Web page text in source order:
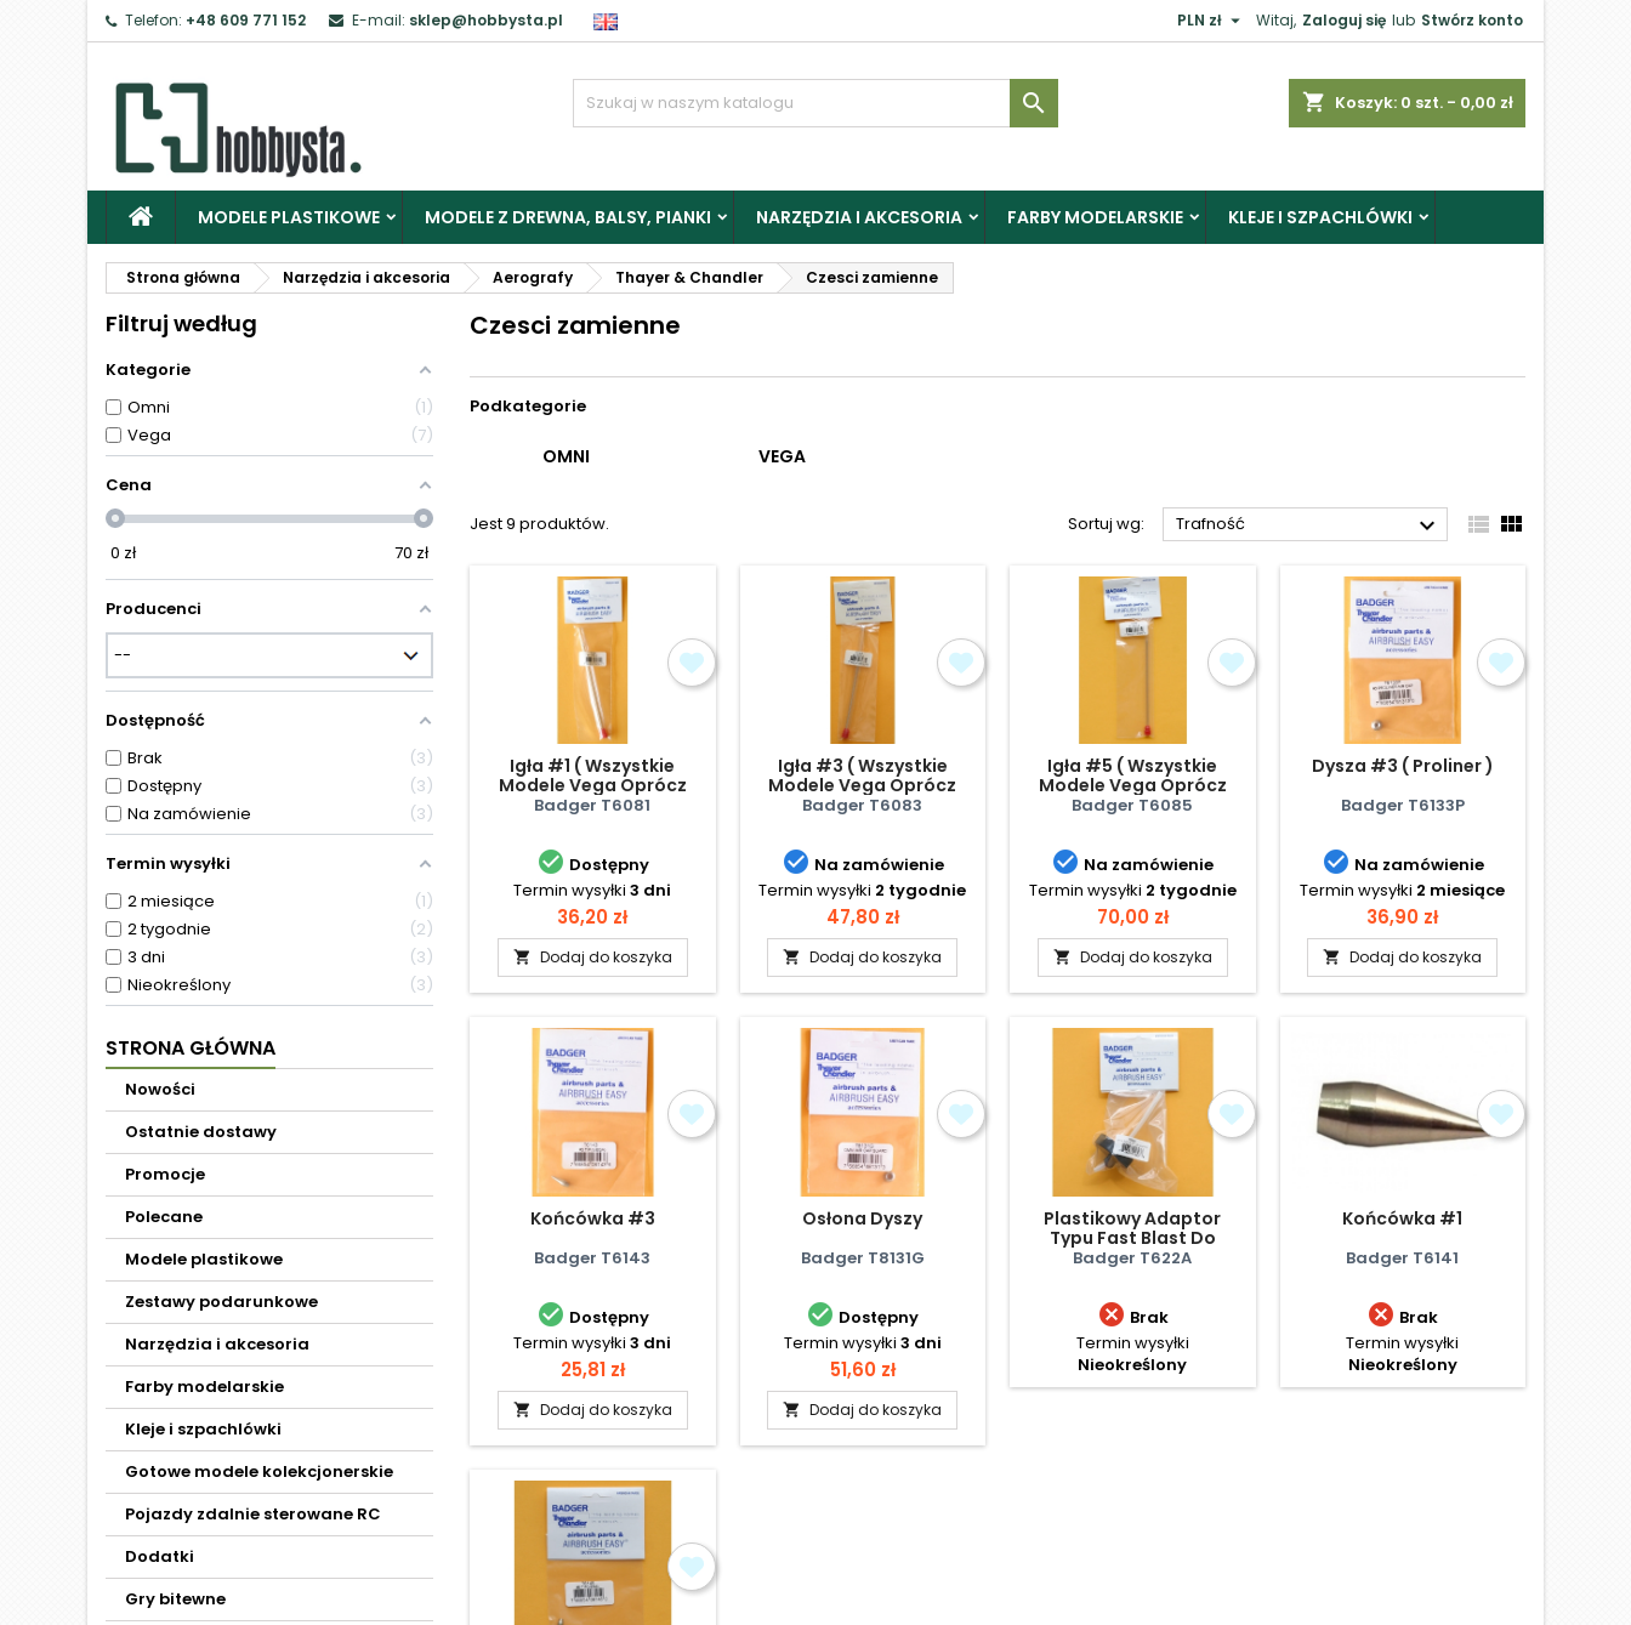
Telefon: +48 609 771 152 E-mail: sklep@hobbysta.pl Witaj, Zaloguj się lub Stwórz konto
PLN zł 
shopping_cart Koszyk: 0 szt. - 0,00 zł

MODELE PLASTIKOWE MODELE Z DREWNA, BALSY, PIANKI NARZĘDZIA I AKCESORIA FARBY MODELARSKIE KLEJE I SZPACHLÓWKI
Strona główna Narzędzia i akcesoria Aerografy Thayer & Chandler Czesci zamienne
Filtruj według
Kategorie
Omni
1
Vega
7
Cena
0 zł 70 zł
Producenci
Dostępność
Brak
3
Dostępny
3
Na zamówienie
3
Termin wysyłki
2 miesiące
1
2 tygodnie
2
3 dni
3
Nieokreślony
3
STRONA GŁÓWNA
Nowości
Ostatnie dostawy
Promocje
Polecane
Modele plastikowe
Zestawy podarunkowe
Narzędzia i akcesoria
Farby modelarskie
Kleje i szpachlówki
Gotowe modele kolekcjonerskie
Pojazdy zdalnie sterowane RC
Dodatki
Gry bitewne
Czesci zamienne
Podkategorie
OMNI VEGA
Jest 9 produktów. Sortuj wg: Trafność   
Igła #1 ( Wszystkie
Modele Vega Oprócz
600 )
Badger T6081
 Dostępny
Termin wysyłki 3 dni
Cena
36,20 zł
 Dodaj do koszyka
Igła #3 ( Wszystkie
Modele Vega Oprócz
600 )
Badger T6083
 Na zamówienie
Termin wysyłki 2 tygodnie
Cena
47,80 zł
 Dodaj do koszyka
Igła #5 ( Wszystkie
Modele Vega Oprócz
600 )
Badger T6085
 Na zamówienie
Termin wysyłki 2 tygodnie
Cena
70,00 zł
 Dodaj do koszyka
Dysza #3 ( Proliner )
Badger T6133P
 Na zamówienie
Termin wysyłki 2 miesiące
Cena
36,90 zł
 Dodaj do koszyka
Końcówka #3
Badger T6143
 Dostępny
Termin wysyłki 3 dni
Cena
25,81 zł
 Dodaj do koszyka
Osłona Dyszy
Badger T8131G
 Dostępny
Termin wysyłki 3 dni
Cena
51,60 zł
 Dodaj do koszyka
Plastikowy Adaptor
Typu Fast Blast Do
Pojemników Na Farbę
Badger T622A
 Brak
Termin wysyłki
Nieokreślony
Końcówka #1
Badger T6141
 Brak
Termin wysyłki
Nieokreślony
Zaloguj
Aby zapisać produkty do Schowka, musisz się zalogować.
Anuluj Zaloguj